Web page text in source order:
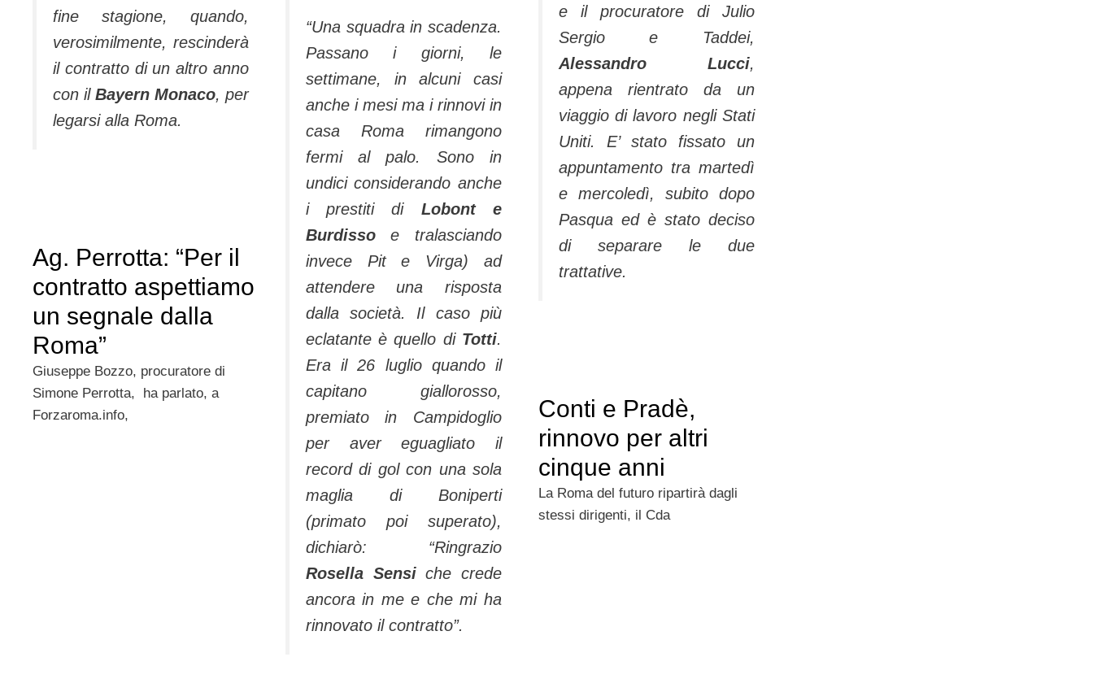
e il procuratore di Julio
Sergio e Taddei,
Alessandro Lucci,
appena rientrato da un
viaggio di lavoro negli Stati
Uniti. E’ stato fissato un
appuntamento tra martedì
e mercoledì, subito dopo
Pasqua ed è stato deciso
di separare le due
trattative.
fine stagione, quando,
verosimilmente, rescinderà
il contratto di un altro anno
con il Bayern Monaco, per
legarsi alla Roma.
“Una squadra in scadenza.
Passano i giorni, le
settimane, in alcuni casi
anche i mesi ma i rinnovi in
casa Roma rimangono
fermi al palo. Sono in
undici considerando anche
i prestiti diLobont e
Burdissoe tralasciando
invece Pit e Virga) ad
attendere una risposta
dalla società. Il caso più
eclatante è quello di Totti.
Era il 26 luglio quando il
capitano giallorosso,
premiato in Campidoglio
per aver eguagliato il
record di gol con una sola
maglia di Boniperti
(primato poi superato),
dichiarò: “Ringrazio
Rosella Sensiche crede
ancora in me e che mi ha
rinnovato il contratto”.
Ag. Perrotta: “Per il
contratto aspettiamo
un segnale dalla
Roma”
Giuseppe Bozzo, procuratore di
Simone Perrotta, ha parlato, a
Forzaroma.info,
Conti e Pradè,
rinnovo per altri
cinque anni
La Roma del futuro ripartirà dagli
stessi dirigenti, il Cda